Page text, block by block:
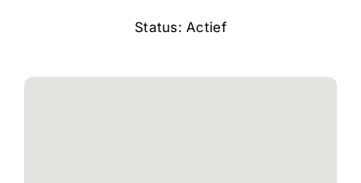
Status: Actief